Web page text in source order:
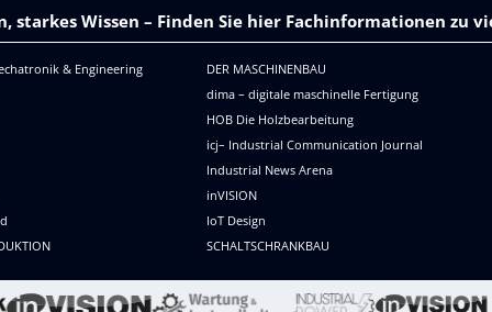
starkes Wissen – Finden Sie hier Fachinformationen zu
& Engineering
DER MASCHINENBAU
dima – digitale maschinelle Fertigung
HOB Die Holzbearbeitung
icj– Industrial Communication Journal
Industrial News Arena
inVISION
IoT Design
SCHALTSCHRANKBAU